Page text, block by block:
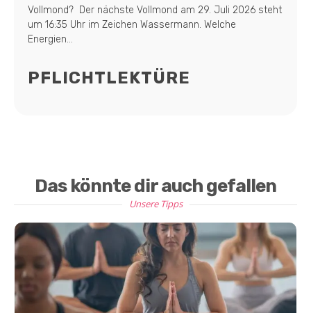
Vollmond? Der nächste Vollmond am 29. Juli 2026 steht
um 16:35 Uhr im Zeichen Wassermann. Welche
Energien...
PFLICHTLEKTÜRE
Das könnte dir auch gefallen
Unsere Tipps